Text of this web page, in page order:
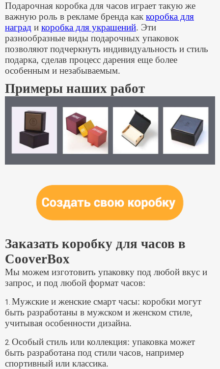
Подарочная коробка для часов играет такую же
важную роль в рекламе бренда как коробка для
наград и коробка для украшений. Эти
разнообразные виды подарочных упаковок
позволяют подчеркнуть индивидуальность и стиль
подарка, сделав процесс дарения еще более
особенным и незабываемым.
Примеры наших работ
Заказать коробку для часов в
CooverBox
Мы можем изготовить упаковку под любой вкус и
запрос, и под любой формат часов:
1. Мужские и женские смарт часы: коробки могут
быть разработаны в мужском и женском стиле,
учитывая особенности дизайна.
2. Особый стиль или коллекция: упаковка может
быть разработана под стили часов, например
спортивный или классика.